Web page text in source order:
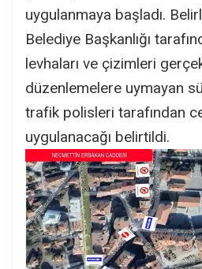
uygulanmaya başladı.
Belediye Başkanlığı
levhaları ve çizimleri
düzenlemelere uymayan
trafik polisleri tarafından
uygulanacağı belirtildi.